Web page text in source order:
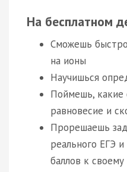
На бесплатном
Сможешь
на ионы
Научишься
Поймешь,
равновесие и
Прорешаешь
реального ЕГЭ
баллов к своему